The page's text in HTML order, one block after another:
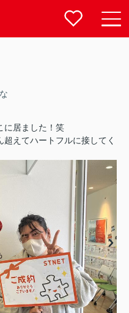
に居ました！笑
えてハートフルに接してく